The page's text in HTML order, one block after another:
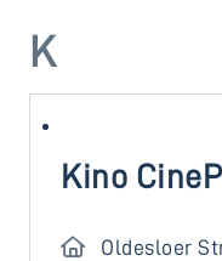
K
Kino
Oldesloer